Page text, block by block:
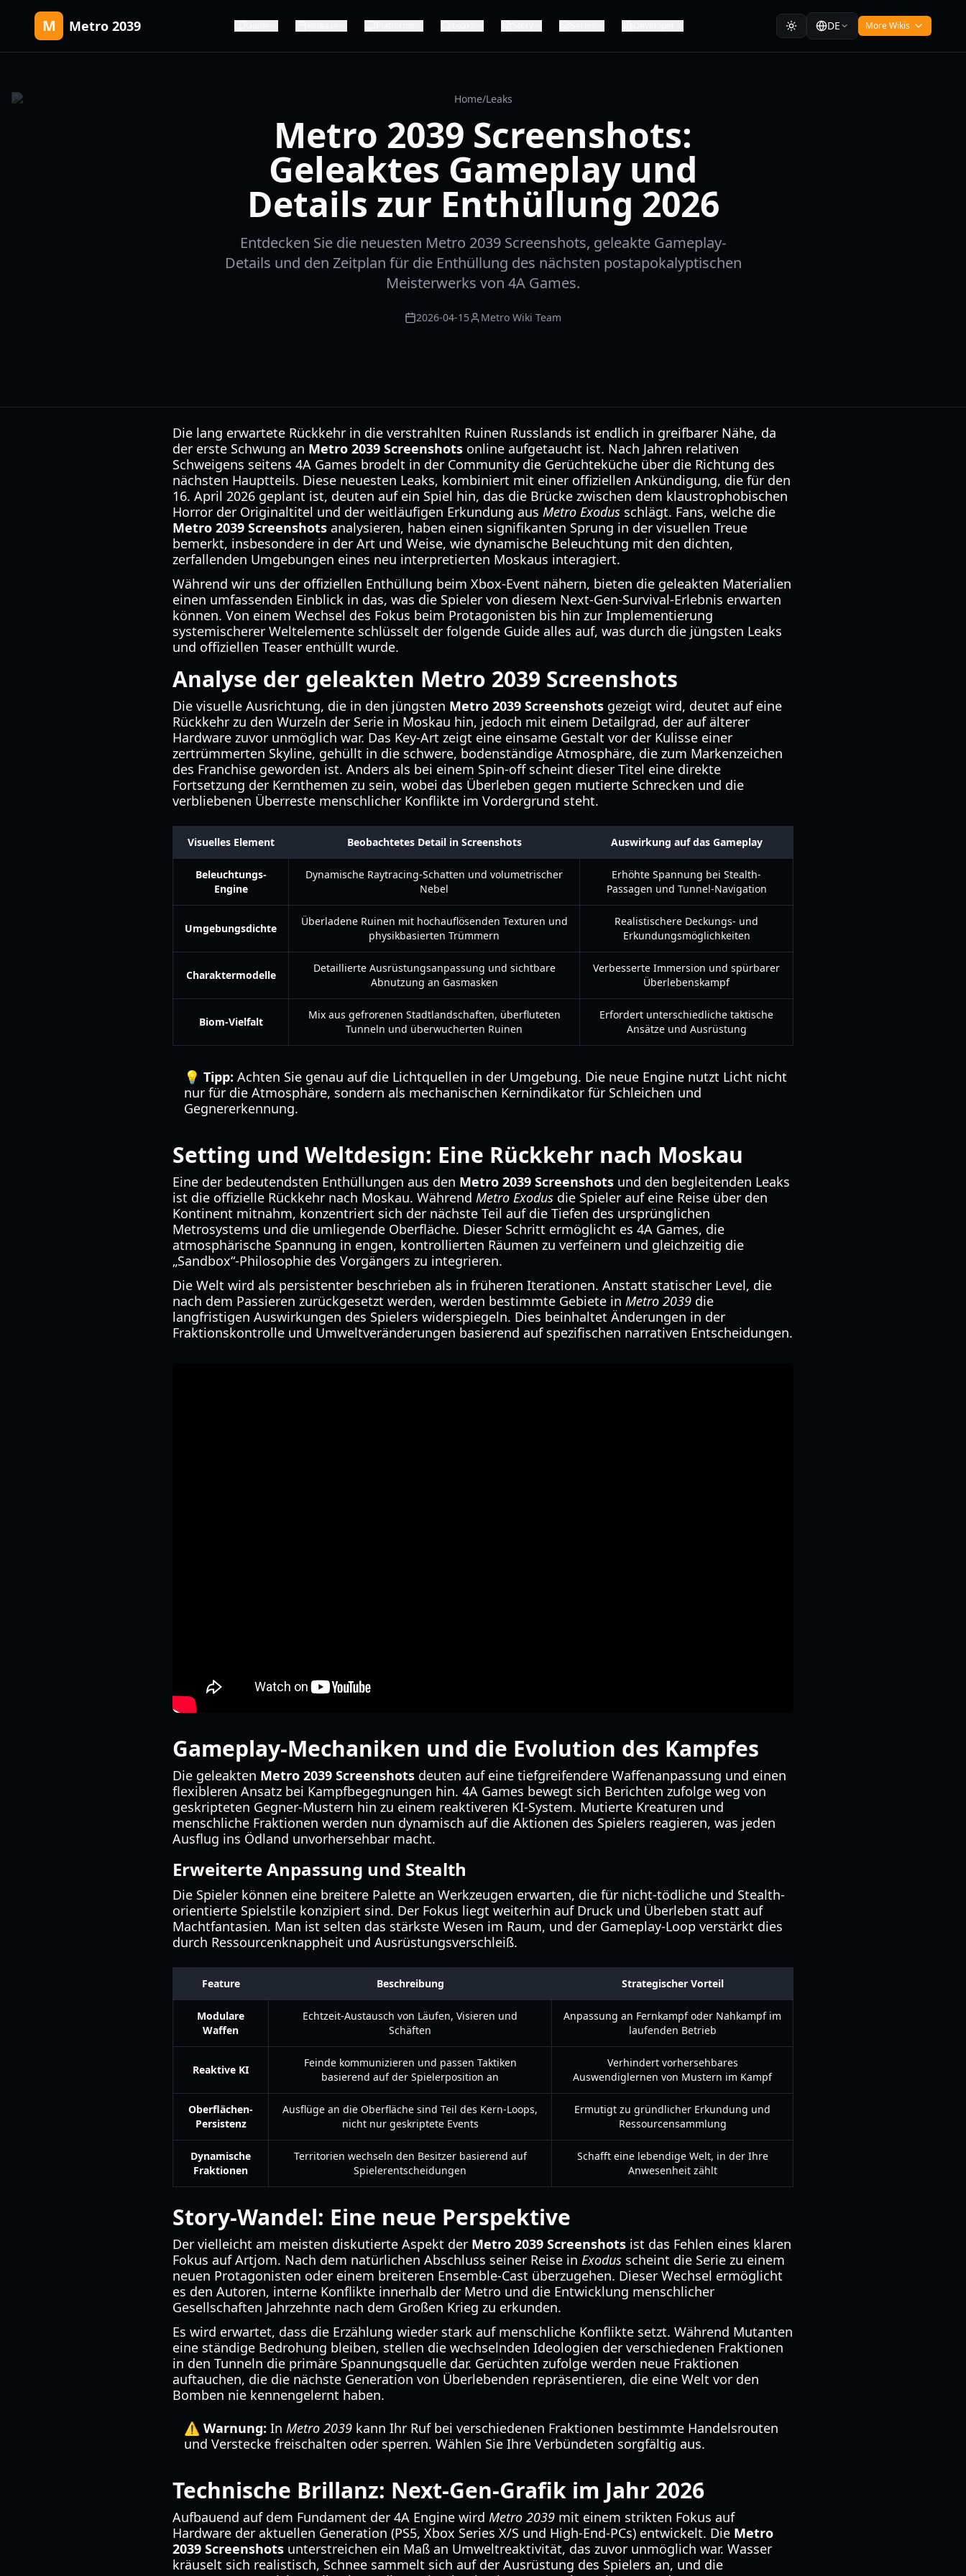
M Metro 2039 DE More Wikis
Home/Leaks
Metro 2039 Screenshots:
Geleaktes Gameplay und
Details zur Enthüllung 2026
Entdecken Sie die neuesten Metro 2039 Screenshots, geleakte Gameplay-
Details und den Zeitplan für die Enthüllung des nächsten postapokalyptischen
Meisterwerks von 4A Games.
2026-04-15 Metro Wiki Team
Die lang erwartete Rückkehr in die verstrahlten Ruinen Russlands ist endlich in greifbarer Nähe, da
der erste Schwung an Metro 2039 Screenshots online aufgetaucht ist. Nach Jahren relativen
Schweigens seitens 4A Games brodelt in der Community die Gerüchteküche über die Richtung des
nächsten Hauptteils. Diese neuesten Leaks, kombiniert mit einer offiziellen Ankündigung, die für den
16. April 2026 geplant ist, deuten auf ein Spiel hin, das die Brücke zwischen dem klaustrophobischen
Horror der Originaltitel und der weitläufigen Erkundung aus Metro Exodus schlägt. Fans, welche die
Metro 2039 Screenshots analysieren, haben einen signifikanten Sprung in der visuellen Treue
bemerkt, insbesondere in der Art und Weise, wie dynamische Beleuchtung mit den dichten,
zerfallenden Umgebungen eines neu interpretierten Moskaus interagiert.
Während wir uns der offiziellen Enthüllung beim Xbox-Event nähern, bieten die geleakten Materialien
einen umfassenden Einblick in das, was die Spieler von diesem Next-Gen-Survival-Erlebnis erwarten
können. Von einem Wechsel des Fokus beim Protagonisten bis hin zur Implementierung
systemischerer Weltelemente schlüsselt der folgende Guide alles auf, was durch die jüngsten Leaks
und offiziellen Teaser enthüllt wurde.
Analyse der geleakten Metro 2039 Screenshots
Die visuelle Ausrichtung, die in den jüngsten Metro 2039 Screenshots gezeigt wird, deutet auf eine
Rückkehr zu den Wurzeln der Serie in Moskau hin, jedoch mit einem Detailgrad, der auf älterer
Hardware zuvor unmöglich war. Das Key-Art zeigt eine einsame Gestalt vor der Kulisse einer
zertrümmerten Skyline, gehüllt in die schwere, bodenständige Atmosphäre, die zum Markenzeichen
des Franchise geworden ist. Anders als bei einem Spin-off scheint dieser Titel eine direkte
Fortsetzung der Kernthemen zu sein, wobei das Überleben gegen mutierte Schrecken und die
verbliebenen Überreste menschlicher Konflikte im Vordergrund steht.
Visuelles Element Beobachtetes Detail in Screenshots Auswirkung auf das Gameplay
Beleuchtungs-
Engine
Dynamische Raytracing-Schatten und volumetrischer
Nebel
Erhöhte Spannung bei Stealth-
Passagen und Tunnel-Navigation
Umgebungsdichte
Überladene Ruinen mit hochauflösenden Texturen und
physikbasierten Trümmern
Realistischere Deckungs- und
Erkundungsmöglichkeiten
Charaktermodelle
Detaillierte Ausrüstungsanpassung und sichtbare
Abnutzung an Gasmasken
Verbesserte Immersion und spürbarer
Überlebenskampf
Biom-Vielfalt
Mix aus gefrorenen Stadtlandschaften, überfluteten
Tunneln und überwucherten Ruinen
Erfordert unterschiedliche taktische
Ansätze und Ausrüstung
💡 Tipp: Achten Sie genau auf die Lichtquellen in der Umgebung. Die neue Engine nutzt Licht nicht
nur für die Atmosphäre, sondern als mechanischen Kernindikator für Schleichen und
Gegnererkennung.
Setting und Weltdesign: Eine Rückkehr nach Moskau
Eine der bedeutendsten Enthüllungen aus den Metro 2039 Screenshots und den begleitenden Leaks
ist die offizielle Rückkehr nach Moskau. Während Metro Exodus die Spieler auf eine Reise über den
Kontinent mitnahm, konzentriert sich der nächste Teil auf die Tiefen des ursprünglichen
Metrosystems und die umliegende Oberfläche. Dieser Schritt ermöglicht es 4A Games, die
atmosphärische Spannung in engen, kontrollierten Räumen zu verfeinern und gleichzeitig die
„Sandbox“-Philosophie des Vorgängers zu integrieren.
Die Welt wird als persistenter beschrieben als in früheren Iterationen. Anstatt statischer Level, die
nach dem Passieren zurückgesetzt werden, werden bestimmte Gebiete in Metro 2039 die
langfristigen Auswirkungen des Spielers widerspiegeln. Dies beinhaltet Änderungen in der
Fraktionskontrolle und Umweltveränderungen basierend auf spezifischen narrativen Entscheidungen.
Gameplay-Mechaniken und die Evolution des Kampfes
Die geleakten Metro 2039 Screenshots deuten auf eine tiefgreifendere Waffenanpassung und einen
flexibleren Ansatz bei Kampfbegegnungen hin. 4A Games bewegt sich Berichten zufolge weg von
geskripteten Gegner-Mustern hin zu einem reaktiveren KI-System. Mutierte Kreaturen und
menschliche Fraktionen werden nun dynamisch auf die Aktionen des Spielers reagieren, was jeden
Ausflug ins Ödland unvorhersehbar macht.
Erweiterte Anpassung und Stealth
Die Spieler können eine breitere Palette an Werkzeugen erwarten, die für nicht-tödliche und Stealth-
orientierte Spielstile konzipiert sind. Der Fokus liegt weiterhin auf Druck und Überleben statt auf
Machtfantasien. Man ist selten das stärkste Wesen im Raum, und der Gameplay-Loop verstärkt dies
durch Ressourcenknappheit und Ausrüstungsverschleiß.
Feature Beschreibung Strategischer Vorteil
Modulare
Waffen
Echtzeit-Austausch von Läufen, Visieren und
Schäften
Anpassung an Fernkampf oder Nahkampf im
laufenden Betrieb
Reaktive KI
Feinde kommunizieren und passen Taktiken
basierend auf der Spielerposition an
Verhindert vorhersehbares
Auswendiglernen von Mustern im Kampf
Oberflächen-
Persistenz
Ausflüge an die Oberfläche sind Teil des Kern-Loops,
nicht nur geskriptete Events
Ermutigt zu gründlicher Erkundung und
Ressourcensammlung
Dynamische
Fraktionen
Territorien wechseln den Besitzer basierend auf
Spielerentscheidungen
Schafft eine lebendige Welt, in der Ihre
Anwesenheit zählt
Story-Wandel: Eine neue Perspektive
Der vielleicht am meisten diskutierte Aspekt der Metro 2039 Screenshots ist das Fehlen eines klaren
Fokus auf Artjom. Nach dem natürlichen Abschluss seiner Reise in Exodus scheint die Serie zu einem
neuen Protagonisten oder einem breiteren Ensemble-Cast überzugehen. Dieser Wechsel ermöglicht
es den Autoren, interne Konflikte innerhalb der Metro und die Entwicklung menschlicher
Gesellschaften Jahrzehnte nach dem Großen Krieg zu erkunden.
Es wird erwartet, dass die Erzählung wieder stark auf menschliche Konflikte setzt. Während Mutanten
eine ständige Bedrohung bleiben, stellen die wechselnden Ideologien der verschiedenen Fraktionen
in den Tunneln die primäre Spannungsquelle dar. Gerüchten zufolge werden neue Fraktionen
auftauchen, die die nächste Generation von Überlebenden repräsentieren, die eine Welt vor den
Bomben nie kennengelernt haben.
⚠️ Warnung: In Metro 2039 kann Ihr Ruf bei verschiedenen Fraktionen bestimmte Handelsrouten
und Verstecke freischalten oder sperren. Wählen Sie Ihre Verbündeten sorgfältig aus.
Technische Brillanz: Next-Gen-Grafik im Jahr 2026
Aufbauend auf dem Fundament der 4A Engine wird Metro 2039 mit einem strikten Fokus auf
Hardware der aktuellen Generation (PS5, Xbox Series X/S und High-End-PCs) entwickelt. Die Metro
2039 Screenshots unterstreichen ein Maß an Umweltreaktivität, das zuvor unmöglich war. Wasser
kräuselt sich realistisch, Schnee sammelt sich auf der Ausrüstung des Spielers an, und die